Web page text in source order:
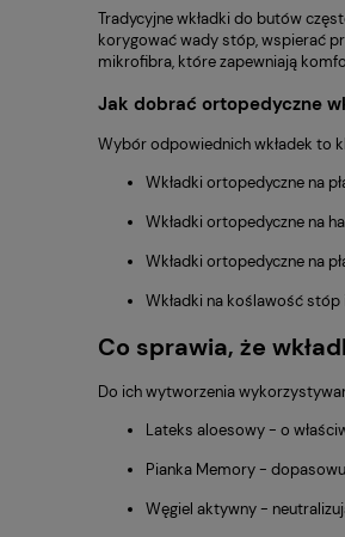
Tradycyjne wkładki do butów
korygować wady stóp, wspierać
mikrofibra, które zapewniają
Jak dobrać ortopedyczne
Wybór odpowiednich wkładek to
Wkładki ortopedyczne na
Wkładki ortopedyczne na
Wkładki ortopedyczne na
Wkładki na koślawość
Co sprawia, że
Do ich wytworzenia
Lateks aloesowy - o
Pianka Memory -
Węgiel aktywny -